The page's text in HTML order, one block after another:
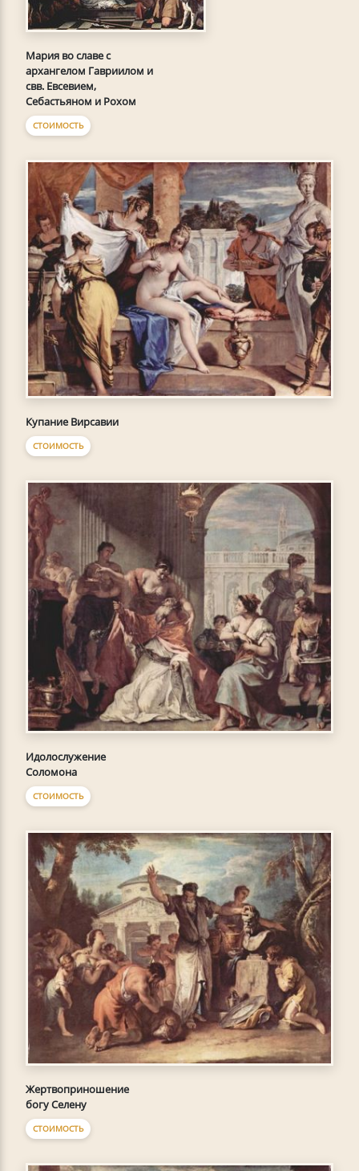
Мария во славе с
архангелом Гавриилом и
свв. Евсевием,
Себастьяном и Рохом
СТОИМОСТЬ
Купание Вирсавии
СТОИМОСТЬ
Идолослужение
Соломона
СТОИМОСТЬ
Жертвоприношение
богу Селену
СТОИМОСТЬ